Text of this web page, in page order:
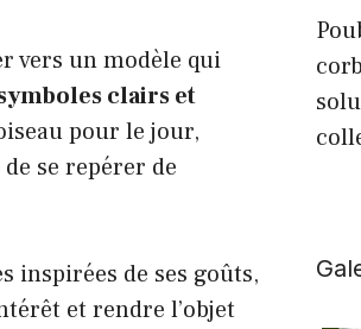
vers un modèle qui
clairs et
pour le jour,
se repérer de
inspirées de ses goûts,
et rendre l’objet